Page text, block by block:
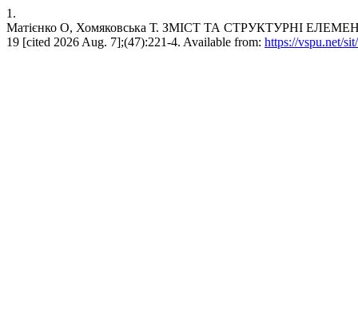
1.
Матієнко О, Хомяковська Т. ЗМІСТ ТА СТРУКТУРНІ
19 [cited 2026 Aug. 7];(47):221-4. Available from: https://vspu.net/